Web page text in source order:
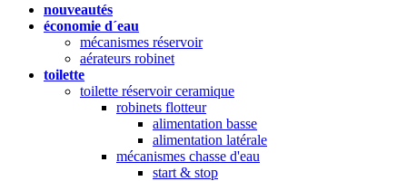
nouveautés
économie d´eau
mécanismes réservoir
aérateurs robinet
toilette
toilette réservoir ceramique
robinets flotteur
alimentation basse
alimentation latérale
mécanismes chasse d'eau
start & stop